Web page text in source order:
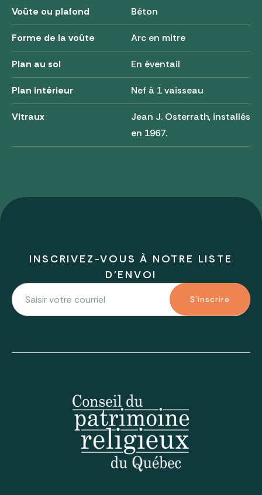
Voûte ou plafond Béton
Forme de la voûte Arc en mitre
Plan au sol En éventail
Plan intérieur Nef à 1 vaisseau
Vitraux
Jean J. Osterrath, installés
en 1967.
INSCRIVEZ-VOUS À NOTRE LISTE
D'ENVOI
S'inscrire